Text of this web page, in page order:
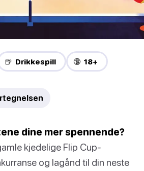
🍺 Drikkespill 🔞 18+
dine mer spennende?
kjedelige Flip Cup-
og lagånd til din neste